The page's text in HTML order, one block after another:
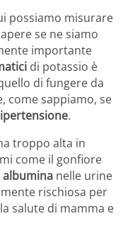
possiamo misurare
se ne siamo
importante
di potassio è
di fungere da
come sappiamo, se
ipertensione.
troppo alta in
come il gonfiore
albumina nelle urine
rischiosa per
salute di mamma e